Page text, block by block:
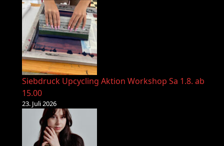
Siebdruck Upcycling Aktion Workshop Sa 1.8. ab
15.00
23. Juli 2026